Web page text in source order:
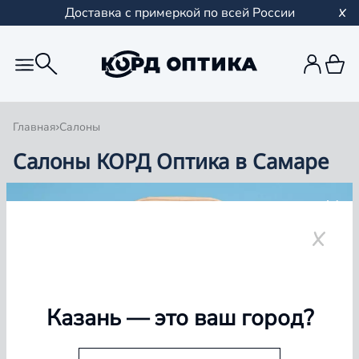
Доставка с примеркой по всей России
Главная Салоны
Салоны КОРД Оптика в Самаре
Группа компаний «Корд Оптика» - это более 100
Казань— это ваш город?